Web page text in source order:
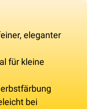
eleganter
für kleine
bei